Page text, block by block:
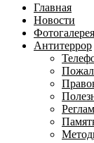
Главная
Новости
Фотогалерея
Антитеррор